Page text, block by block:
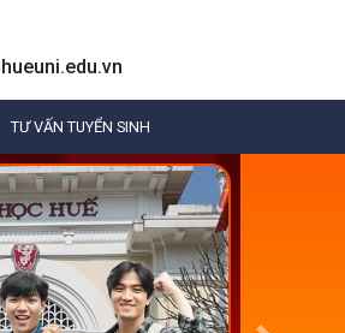
TƯ VẤN TUYỂN SINH